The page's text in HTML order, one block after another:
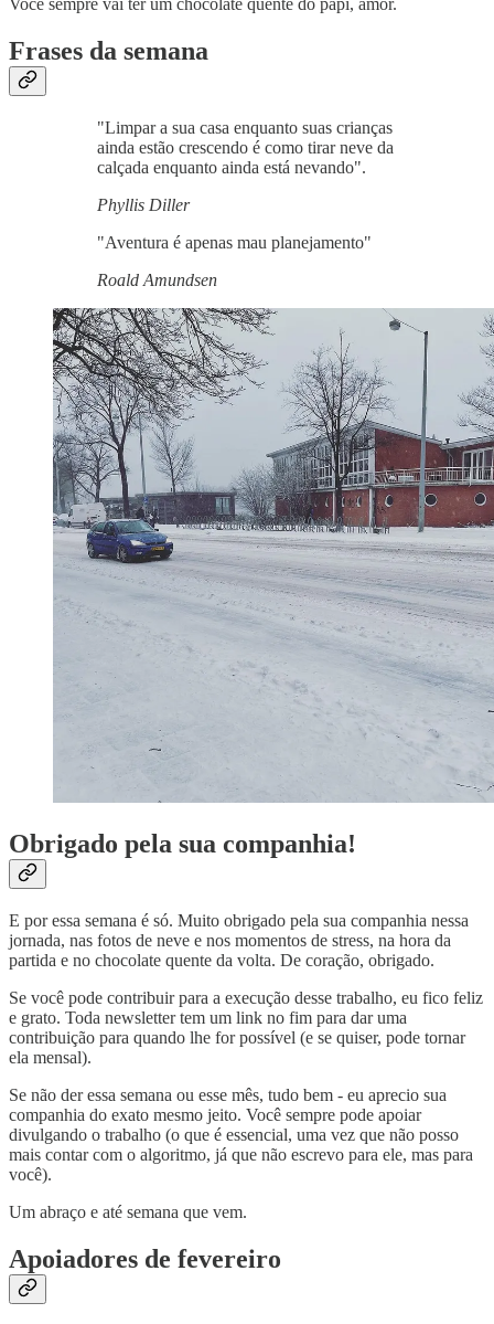
Você sempre vai ter um chocolate quente do papi, amor.
Frases da semana
"Limpar a sua casa enquanto suas crianças
ainda estão crescendo é como tirar neve da
calçada enquanto ainda está nevando".
Phyllis Diller
"Aventura é apenas mau planejamento"
Roald Amundsen
Obrigado pela sua companhia!
E por essa semana é só. Muito obrigado pela sua companhia nessa
jornada, nas fotos de neve e nos momentos de stress, na hora da
partida e no chocolate quente da volta. De coração, obrigado.
Se você pode contribuir para a execução desse trabalho, eu fico feliz
e grato. Toda newsletter tem um link no fim para dar uma
contribuição para quando lhe for possível (e se quiser, pode tornar
ela mensal).
Se não der essa semana ou esse mês, tudo bem - eu aprecio sua
companhia do exato mesmo jeito. Você sempre pode apoiar
divulgando o trabalho (o que é essencial, uma vez que não posso
mais contar com o algoritmo, já que não escrevo para ele, mas para
você).
Um abraço e até semana que vem.
Apoiadores de fevereiro